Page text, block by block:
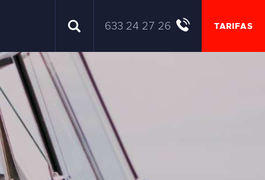
633 24 27 26 TARIFAS